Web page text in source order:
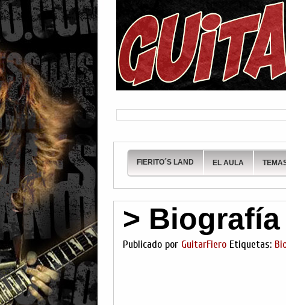
FIERITO´S LAND EL AULA
>
Publicado por GuitarFiero Etiquetas: